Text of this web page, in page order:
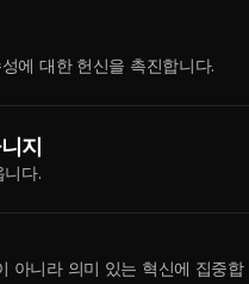
에 대한 헌신을 촉진합니다.
지
다.
아니라 의미 있는 혁신에 집중합